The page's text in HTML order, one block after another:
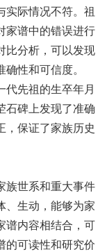
实际情况不符。祖
家谱中的错误进行
比分析，可以发现
性和可信度。
先祖的生卒年月
石碑上发现了准确
，保证了家族历史
世系和重大事件
、生动，能够为家
谱内容相结合，可
的可读性和研究价